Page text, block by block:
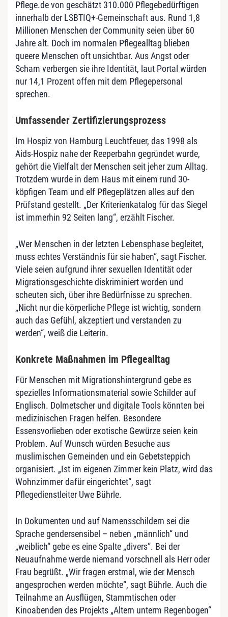
Pfle­ge.de von geschätzt 310.000 Pflegebedürftigen
innerhalb der LSBTIQ+-Gemeinschaft aus. Rund 1,8
Millionen Menschen der Community seien über 60
Jahre alt. Doch im normalen Pflegealltag blieben
queere Menschen oft unsichtbar. Aus Angst oder
Scham verbergen sie ihre Identität, laut Portal würden
nur 14,1 Prozent offen mit dem Pflegepersonal
sprechen.
Umfassender Zertifizierungsprozess
Im Hospiz von Hamburg Leuchtfeuer, das 1998 als
Aids-Hospiz nahe der Reeperbahn gegründet wurde,
gehört die Vielfalt der Menschen seit jeher zum Alltag.
Trotzdem wurde in dem Haus mit einem rund 30-
köpfigen Team und elf Pflegeplätzen alles auf den
Prüfstand gestellt. „Der Kriterienkatalog für das Siegel
ist immerhin 92 Seiten lang“, erzählt Fischer.
„Wer Menschen in der letzten Lebensphase begleitet,
muss echtes Verständnis für sie haben“, sagt Fischer.
Viele seien aufgrund ihrer sexuellen Identität oder
Migrationsgeschichte diskriminiert worden und
scheuten sich, über ihre Bedürfnisse zu sprechen.
„Nicht nur die körperliche Pflege ist wichtig, sondern
auch das Gefühl, akzeptiert und verstanden zu
werden“, weiß die Leiterin.
Konkrete Maßnahmen im Pflegealltag
Für Menschen mit Migrationshintergrund gebe es
spezielles Informationsmaterial sowie Schilder auf
Englisch. Dolmetscher und digitale Tools könnten bei
medizinischen Fragen helfen. Besondere
Essensvorlieben oder exotische Gewürze seien kein
Problem. Auf Wunsch würden Besuche aus
muslimischen Gemeinden und ein Gebetsteppich
organisiert. „Ist im eigenen Zimmer kein Platz, wird das
Wohnzimmer dafür eingerichtet“, sagt
Pflegedienstleiter Uwe Bührle.
In Dokumenten und auf Namensschildern sei die
Sprache gendersensibel – neben „männlich“ und
„weiblich“ gebe es eine Spalte „divers“. Bei der
Neuaufnahme werde niemand vorschnell als Herr oder
Frau begrüßt. „Wir fragen erstmal, wie der Mensch
angesprochen werden möchte“, sagt Bührle. Auch die
Teilnahme an Ausflügen, Stammtischen oder
Kinoabenden des Projekts „Altern unterm Regenbogen“